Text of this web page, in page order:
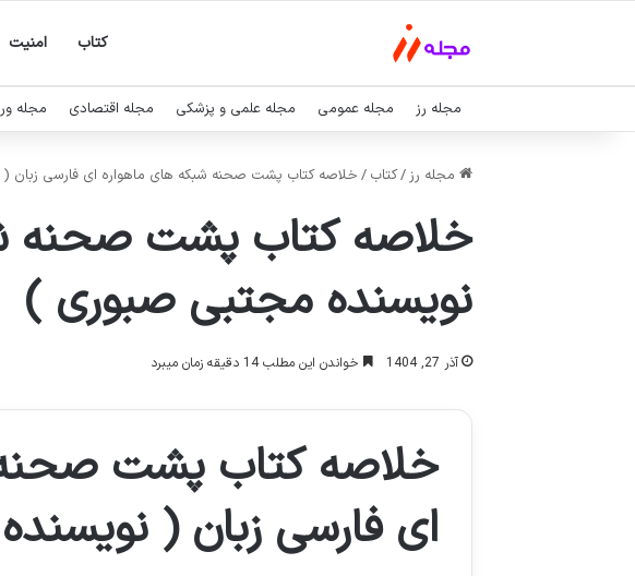
کتاب امنیت
مجله رز مجله عمومی مجله علمی و پزشکی مجله اقتصادی مجله
مجله رز/کتاب / خلاصه کتاب پشت صحنه شبکه های ماهواره ای فارسی زبان
خلاصه کتاب پشت صحنه
نویسنده مجتبی صبوری )
آذر 27, 1404 خواندن این مطلب 14 دقیقه زمان میبرد
خلاصه کتاب پشت صحنه
ای فارسی زبان (